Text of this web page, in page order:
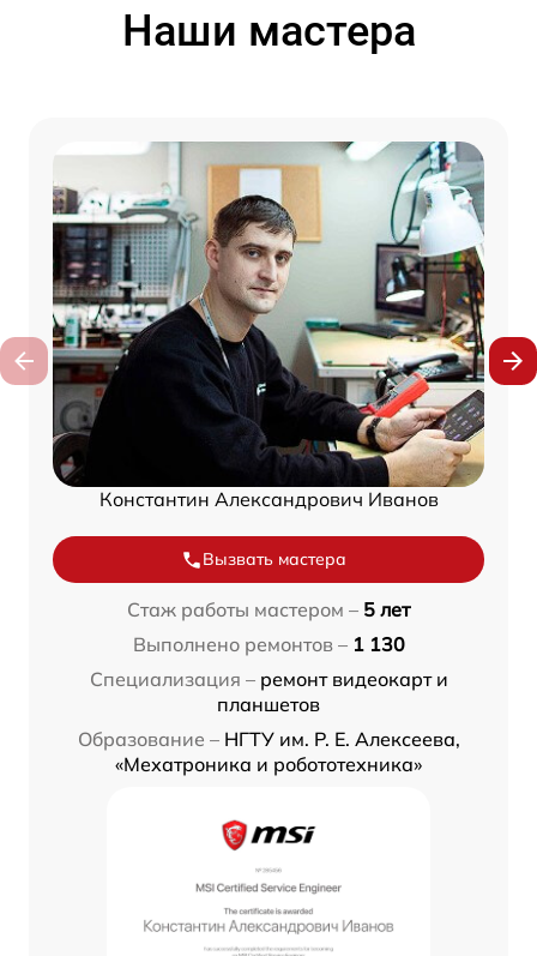
Наши мастера
Константин Александрович Иванов
Вызвать мастера
Стаж работы мастером – 5 лет
Выполнено ремонтов – 1 130
Специализация – ремонт видеокарт и
планшетов
Образование – НГТУ им. Р. Е. Алексеева,
«Мехатроника и робототехника»